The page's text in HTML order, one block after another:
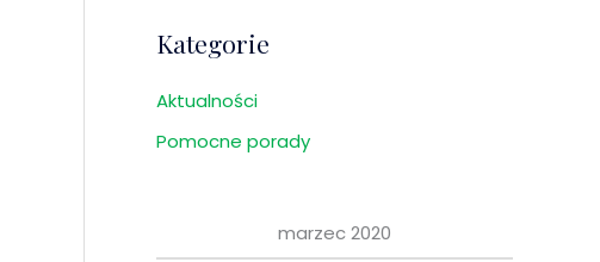
Kategorie
Aktualności
Pomocne porady
marzec 2020